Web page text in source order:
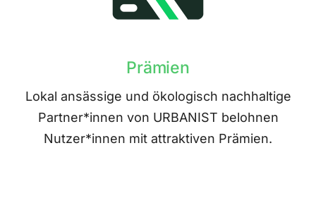
Prämien
Lokal ansässige und ökologisch nachhaltige
Partner*innen von URBANIST belohnen
Nutzer*innen mit attraktiven Prämien.